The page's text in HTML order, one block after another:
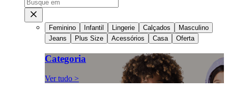
Feminino Infantil Lingerie Calçados
Masculino
Jeans
Plus Size Acessórios Casa Oferta
Categoria
Ver tudo >